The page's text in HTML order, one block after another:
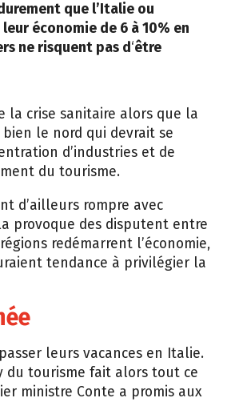
que l’Italie ou
économie de 6 à 10% en
ne risquent pas d‘être
la crise sanitaire alors que la
le nord qui devrait se
d’industries et de
du tourisme.
d’ailleurs rompre avec
provoque des disputent entre
redémarrent l’économie,
tendance à privilégier la
leurs vacances en Italie.
du tourisme fait alors tout ce
ministre Conte a promis aux